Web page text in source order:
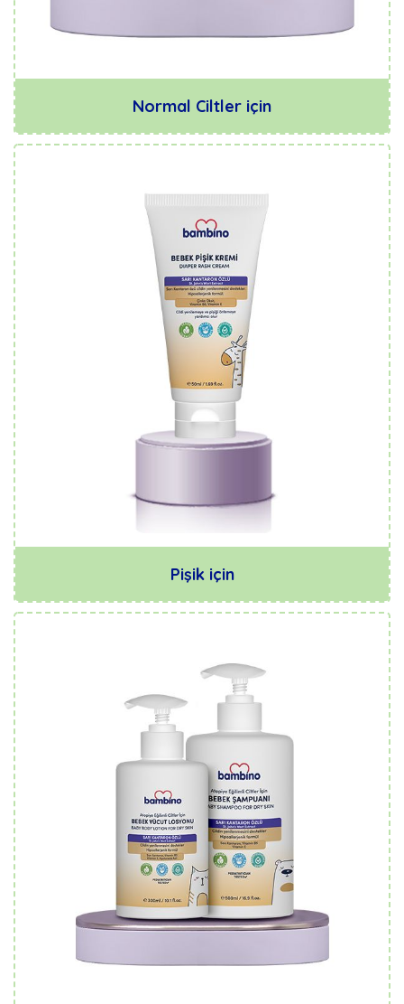
Normal Ciltler için
Pişik için